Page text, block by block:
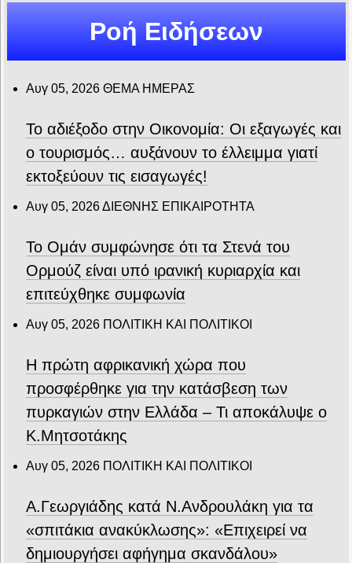
Ροή Ειδήσεων
Αυγ 05, 2026 ΘΕΜΑ ΗΜΕΡΑΣ
Το αδιέξοδο στην Οικονομία: Οι εξαγωγές και
ο τουρισμός… αυξάνουν το έλλειμμα γιατί
εκτοξεύουν τις εισαγωγές!
Αυγ 05, 2026ΔΙΕΘΝΗΣ ΕΠΙΚΑΙΡΟΤΗΤΑ
Το Ομάν συμφώνησε ότι τα Στενά του
Ορμούζ είναι υπό ιρανική κυριαρχία και
επιτεύχθηκε συμφωνία
Αυγ 05, 2026 ΠΟΛΙΤΙΚΗ ΚΑΙ ΠΟΛΙΤΙΚΟΙ
Η πρώτη αφρικανική χώρα που
προσφέρθηκε για την κατάσβεση των
πυρκαγιών στην Ελλάδα – Τι αποκάλυψε ο
Κ.Μητσοτάκης
Αυγ 05, 2026 ΠΟΛΙΤΙΚΗ ΚΑΙ ΠΟΛΙΤΙΚΟΙ
Α.Γεωργιάδης κατά Ν.Ανδρουλάκη για τα
«σπιτάκια ανακύκλωσης»: «Επιχειρεί να
δημιουργήσει αφήγημα σκανδάλου»